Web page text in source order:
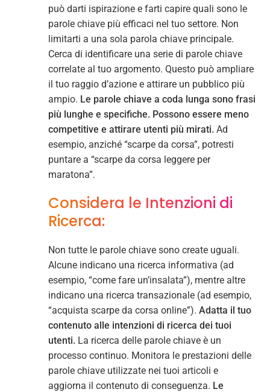
può darti ispirazione e farti capire quali sono le
parole chiave più efficaci nel tuo settore. Non
limitarti a una sola parola chiave principale.
Cerca di identificare una serie di parole chiave
correlate al tuo argomento. Questo può ampliare
il tuo raggio d’azione e attirare un pubblico più
ampio. Le parole chiave a coda lunga sono frasi
più lunghe e specifiche. Possono essere meno
competitive e attirare utenti più mirati. Ad
esempio, anziché “scarpe da corsa”, potresti
puntare a “scarpe da corsa leggere per
maratona”.
Considera le Intenzioni di
Ricerca:
Non tutte le parole chiave sono create uguali.
Alcune indicano una ricerca informativa (ad
esempio, “come fare un’insalata”), mentre altre
indicano una ricerca transazionale (ad esempio,
“acquista scarpe da corsa online”). Adatta il tuo
contenuto alle intenzioni di ricerca dei tuoi
utenti. La ricerca delle parole chiave è un
processo continuo. Monitora le prestazioni delle
parole chiave utilizzate nei tuoi articoli e
aggiorna il contenuto di conseguenza. Le